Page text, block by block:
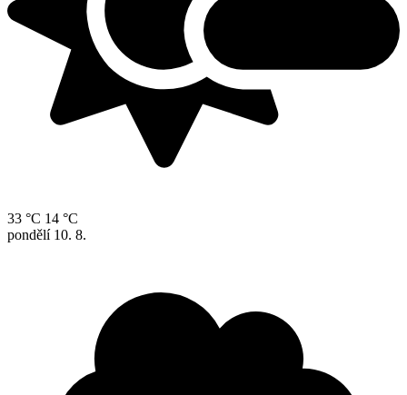
33 °C 14 °C
pondělí 10. 8.